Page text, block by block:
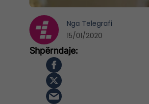
Nga Telegrafi
15/01/2020